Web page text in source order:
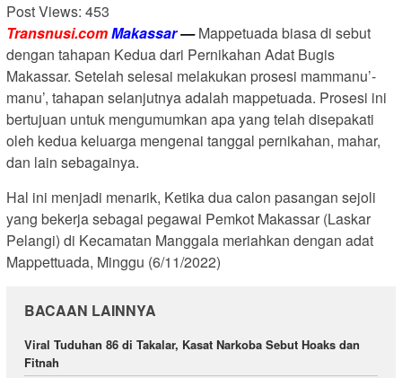
Post Views: 453
Transnusi.comMakassar—Mappetuada biasa di sebut
dengan tahapan Kedua dari Pernikahan Adat Bugis
Makassar. Setelah selesai melakukan prosesi mammanu’-
manu’, tahapan selanjutnya adalah mappetuada. Prosesi ini
bertujuan untuk mengumumkan apa yang telah disepakati
oleh kedua keluarga mengenai tanggal pernikahan, mahar,
dan lain sebagainya.
Hal ini menjadi menarik, Ketika dua calon pasangan sejoli
yang bekerja sebagai pegawai Pemkot Makassar (Laskar
Pelangi) di Kecamatan Manggala meriahkan dengan adat
Mappettuada, Minggu (6/11/2022)
BACAAN LAINNYA
Viral Tuduhan 86 di Takalar, Kasat Narkoba Sebut Hoaks dan
Fitnah